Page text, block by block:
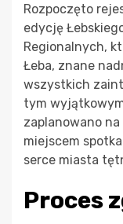
Rozpoczęto
edycję
Regionalnych,
Łeba, znane
wszystkich
tym
zaplanowano
miejscem
serce miasta
Proces